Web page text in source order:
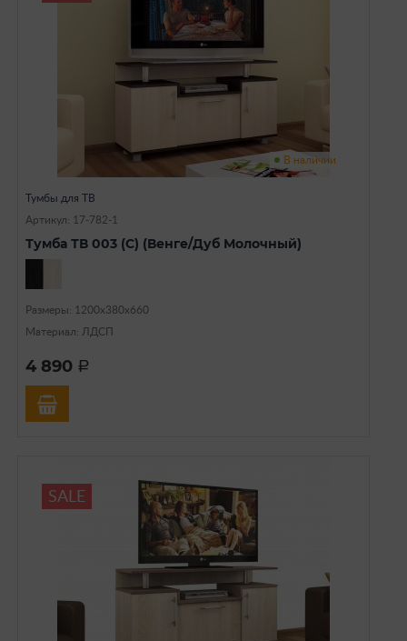
В наличии
Тумбы для ТВ
Артикул: 17-782-1
Тумба ТВ 003 (С) (Венге/Дуб Молочный)
Размеры: 1200х380х660
Материал: ЛДСП
4 890 a
SALE